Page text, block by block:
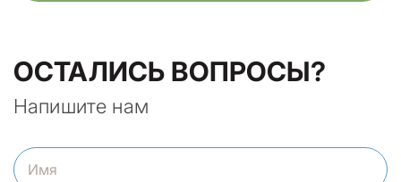
ОСТАЛИСЬ ВОПРОСЫ?
Напишите нам